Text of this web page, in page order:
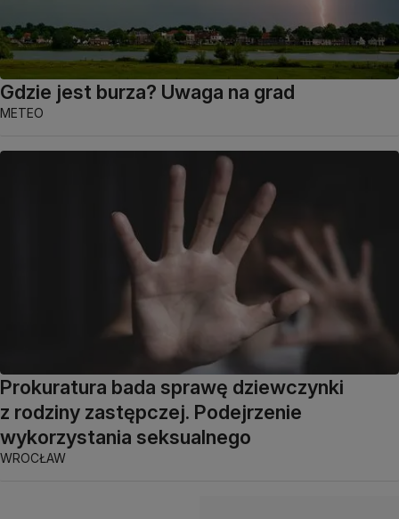
Gdzie jest burza? Uwaga na grad
METEO
Prokuratura bada sprawę dziewczynki
z rodziny zastępczej. Podejrzenie
wykorzystania seksualnego
WROCŁAW